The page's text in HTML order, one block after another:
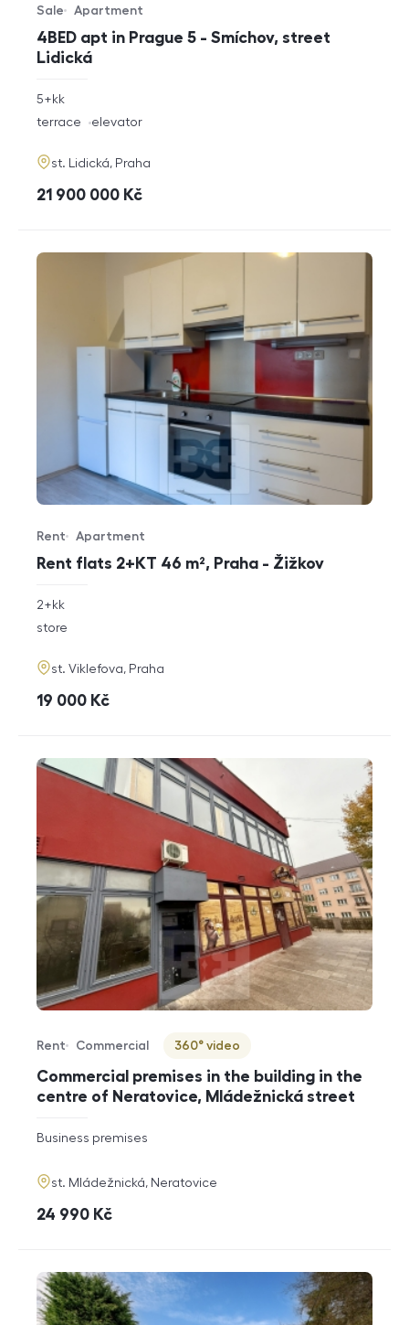
4BED apt in Prague 5 - Smíchov, street
Lidická
Offer type
Sale
Property type
Apartment
rozměry
disposition
5+kk
funkce
terrace elevator
adresa
st. Lidická, Praha
cena
21 900 000 Kč
Rent flats 2+KT 46 m², Praha - Žižkov
Offer type
Rent
Property type
Apartment
rozměry
disposition
2+kk
funkce
store
adresa
st. Viklefova, Praha
cena
19 000 Kč
Commercial premises in the building in the
centre of Neratovice, Mládežnická street
Offer type
Rent
Property type
Commercial
Virtuální prohlídka
360° video
rozměry
disposition
Business premises
adresa
st. Mládežnická, Neratovice
cena
24 990 Kč